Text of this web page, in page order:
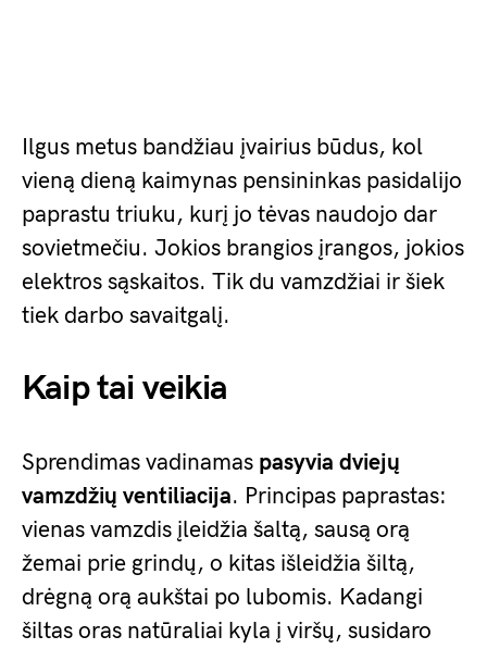
Ilgus metus bandžiau įvairius būdus, kol
vieną dieną kaimynas pensininkas pasidalijo
paprastu triuku, kurį jo tėvas naudojo dar
sovietmečiu. Jokios brangios įrangos, jokios
elektros sąskaitos. Tik du vamzdžiai ir šiek
tiek darbo savaitgalį.
Kaip tai veikia
Sprendimas vadinamas pasyvia dviejų
vamzdžių ventiliacija. Principas paprastas:
vienas vamzdis įleidžia šaltą, sausą orą
žemai prie grindų, o kitas išleidžia šiltą,
drėgną orą aukštai po lubomis. Kadangi
šiltas oras natūraliai kyla į viršų, susidaro